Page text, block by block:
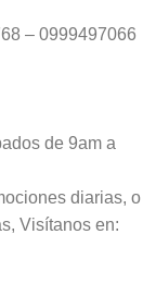
– 0999497066
de 9am a
diarias, o
Visítanos en: